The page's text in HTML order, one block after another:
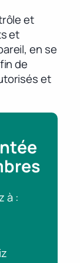
et
et
en se
de
et
à :